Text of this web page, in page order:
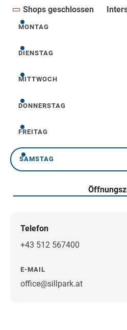
Shops geschlossen
Montag
MONTAG
Dienstag
DIENSTAG
Mittwoch
MITTWOCH
Donnerstag
DONNERSTAG
Freitag
FREITAG
Samstag
SAMSTAG
Telefon
+43 512 567400
E-MAIL
office@sillpark.at